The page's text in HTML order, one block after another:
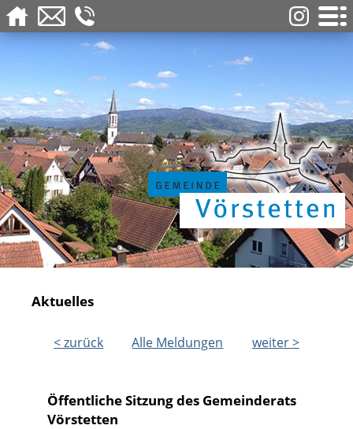
Aktuelles
< zurück Alle Meldungen weiter >
Öffentliche Sitzung des Gemeinderats
Vörstetten